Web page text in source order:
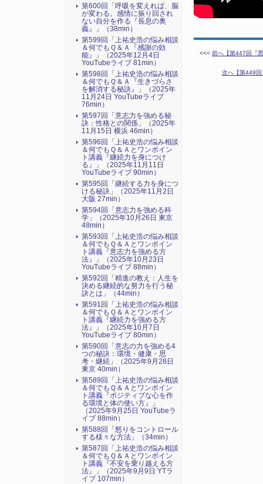
<<< 前へ【第447回『
次へ【第449
第600回「呼吸を変えれば、脳
が変わる。感情に振り回され
ない自分を作る『長息の奥
義』」（38min）
第599回「上祐史浩の悩み相談
＆何でもＱ＆Ａ『感謝の効
能』」（2025年12月4日
YouTubeライブ 81min）
第598回「上祐史浩の悩み相談
＆何でもＱ＆Ａ『生きづらさ
を解消する秘訣』​」（2025年
11月24日 YouTubeライブ
76min）
第597回「意志力を強める秘
訣：性格との関係」（2025年
11月15日 横浜 46min）
第596回「上祐史浩の悩み相談
＆何でもＱ＆Ａとワンポイン
ト講義『継続力を身につけ
る』​」（2025年11月11日
YouTubeライブ 90min）
第595回「継続する力を身につ
ける秘訣」（2025年11月2日
大阪 27min）
第594回「意志力を強める科
学」（2025年10月26日 東京
48min）
第593回「上祐史浩の悩み相談
＆何でもＱ＆Ａとワンポイン
ト講義『意志力を強める方
法』​」（2025年10月23日
YouTubeライブ 88min）
第592回「精進の教え：人生を
決める継続的な努力を行う秘
訣とは」（44min）
第591回「上祐史浩の悩み相談
＆何でもＱ＆Ａとワンポイン
ト講義『継続力を強める方
法』​」（2025年10月7日
YouTubeライブ 80min）
第590回「意志の力を強める4
つの秘訣：環境・健康・思
考・継続」（2025年9月28日
東京 40min）
第589回「上祐史浩の悩み相談
＆何でもＱ＆Ａとワンポイン
ト講義『ポジティブな心を作
る環境と体の使い方』​」
（2025年9月25日 YouTubeラ
イブ 88min）
第588回「怒りをコントロール
する様々な方法」（34min）
第587回「上祐史浩の悩み相談
＆何でもＱ＆Ａとワンポイン
ト講義『不安を乗り越える方
法』​」（2025年9月9日 YTラ
イブ 107min）